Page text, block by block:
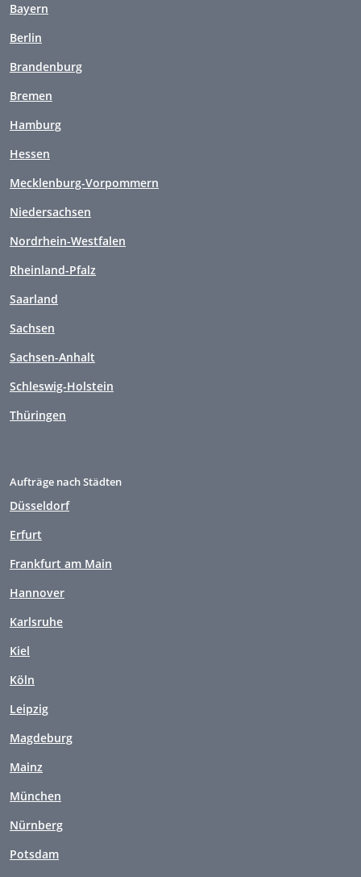
Bayern
Berlin
Brandenburg
Bremen
Hamburg
Hessen
Mecklenburg-Vorpommern
Niedersachsen
Nordrhein-Westfalen
Rheinland-Pfalz
Saarland
Sachsen
Sachsen-Anhalt
Schleswig-Holstein
Thüringen
Aufträge nach Städten
Düsseldorf
Erfurt
Frankfurt am Main
Hannover
Karlsruhe
Kiel
Köln
Leipzig
Magdeburg
Mainz
München
Nürnberg
Potsdam